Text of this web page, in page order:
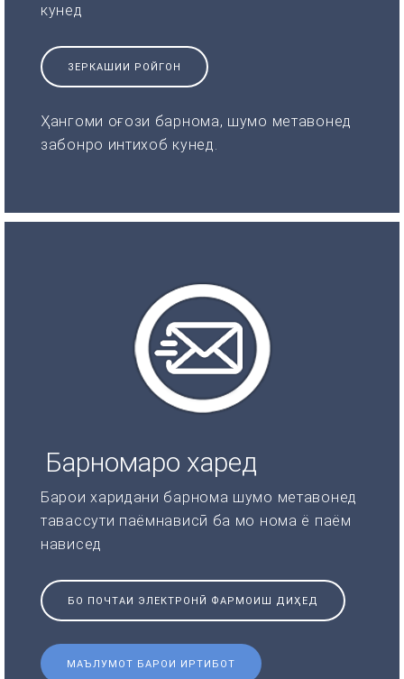
кунед
ЗЕРКАШИИ РОЙГОН
Ҳангоми оғози барнома, шумо метавонед
забонро интихоб кунед.
Барномаро харед
Барои харидани барнома шумо метавонед
тавассути паёмнависӣ ба мо нома ё паём
нависед
БО ПОЧТАИ ЭЛЕКТРОНӢ ФАРМОИШ ДИҲЕД
МАЪЛУМОТ БАРОИ ИРТИБОТ